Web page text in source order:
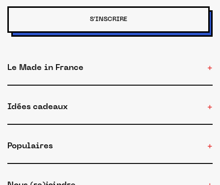
S'INSCRIRE
Le Made in France
Idées cadeaux
Populaires